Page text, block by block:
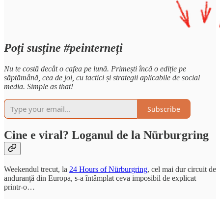
Poți susține #peinterneți
Nu te costă decât o cafea pe lună. Primești încă o ediție pe
săptămână, cea de joi, cu tactici și strategii aplicabile de social
media. Simple as that!
Subscribe
Cine e viral? Loganul de la Nürburgring
Weekendul trecut, la 24 Hours of Nürburgring, cel mai dur circuit de
anduranță din Europa, s-a întâmplat ceva imposibil de explicat
printr-o…